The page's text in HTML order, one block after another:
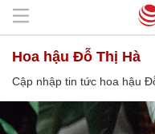
hoa hậu Đỗ Thị Hà
Cập nhập tin tức hoa hậu